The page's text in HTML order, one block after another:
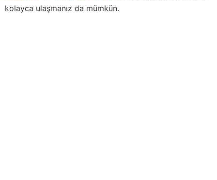
kolayca ulaşmanız da mümkün.